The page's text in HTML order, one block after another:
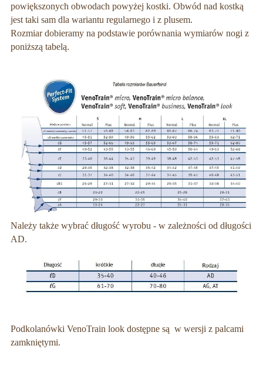
powiększonych obwodach powyżej kostki. Obwód nad kostką
jest taki sam dla wariantu regularnego i z plusem.
Rozmiar dobieramy na podstawie porównania wymiarów nogi z
poniższą tabelą.
Należy także wybrać długość wyrobu - w zależności od długości
AD.
Podkolanówki VenoTrain look dostępne są w wersji z palcami
zamkniętymi.